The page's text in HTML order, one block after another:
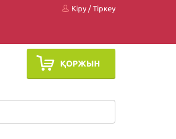
Кіру / Тіркеу
ҚОРЖЫН